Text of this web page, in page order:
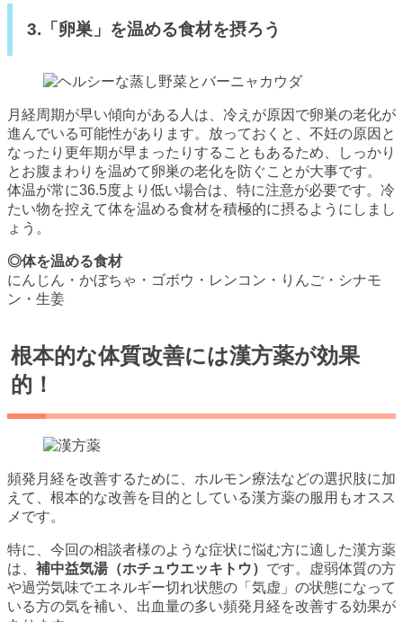
3.「卵巣」を温める食材を摂ろう
月経周期が早い傾向がある人は、冷えが原因で卵巣の老化が
進んでいる可能性があります。放っておくと、不妊の原因と
なったり更年期が早まったりすることもあるため、しっかり
とお腹まわりを温めて卵巣の老化を防ぐことが大事です。
体温が常に36.5度より低い場合は、特に注意が必要です。冷
たい物を控えて体を温める食材を積極的に摂るようにしまし
ょう。
◎体を温める食材
にんじん・かぼちゃ・ゴボウ・レンコン・りんご・シナモ
ン・生姜
根本的な体質改善には漢方薬が効果
的！
頻発月経を改善するために、ホルモン療法などの選択肢に加
えて、根本的な改善を目的としている漢方薬の服用もオスス
メです。
特に、今回の相談者様のような症状に悩む方に適した漢方薬
は、 補中益気湯（ホチュウエッキトウ） です。虚弱体質の方
や過労気味でエネルギー切れ状態の「気虚」の状態になって
いる方の気を補い、出血量の多い頻発月経を改善する効果が